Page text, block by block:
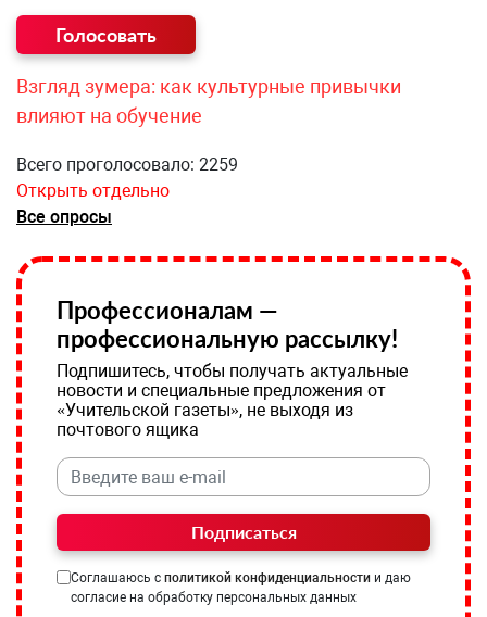
Взгляд зумера: как культурные привычки
влияют на обучение
Всего проголосовало: 2259
Открыть отдельно
Все опросы
Профессионалам —
профессиональную рассылку!
Подпишитесь, чтобы получать актуальные
новости и специальные предложения от
«Учительской газеты», не выходя из
почтового ящика
Подписаться
Соглашаюсь с политикой конфиденциальности и даю
согласие на обработку персональных данных